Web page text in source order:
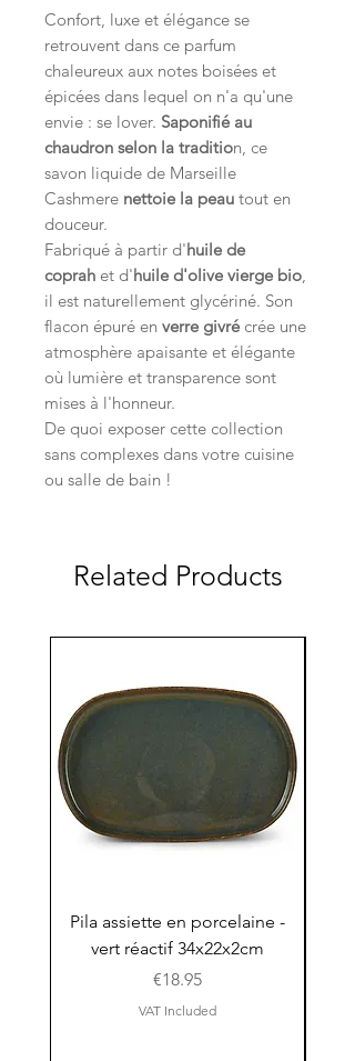
Confort, luxe et élégance se
retrouvent dans ce parfum
chaleureux aux notes boisées et
épicées dans lequel on n'a qu'une
envie : se lover. Saponifié au
chaudron selon la tradition, ce
savon liquide de Marseille
Cashmere nettoie la peau tout en
douceur.
Fabriqué à partir d'huile de
coprah et d'huile d'olive vierge bio,
il est naturellement glycériné. Son
flacon épuré en verre givré crée une
atmosphère apaisante et élégante
où lumière et transparence sont
mises à l'honneur.
De quoi exposer cette collection
sans complexes dans votre cuisine
ou salle de bain !
Related Products
Pila assiette en porcelaine -
vert réactif 34x22x2cm
Price
€18.95
VAT Included